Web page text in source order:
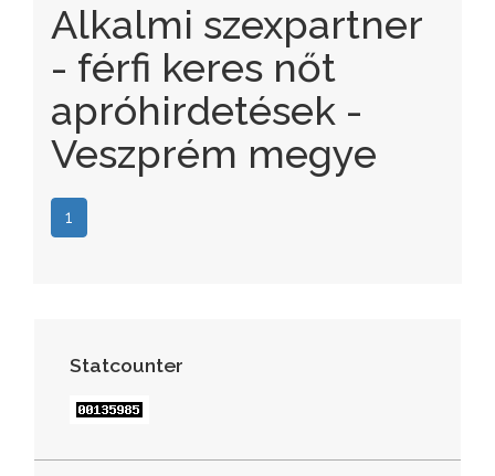
Alkalmi szexpartner
- férfi keres nőt
apróhirdetések -
Veszprém megye
1
Statcounter